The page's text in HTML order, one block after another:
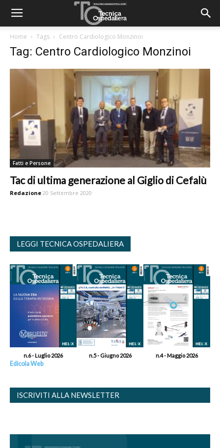
Home Tags Centro Cardiologico Monzinoi
Tag: Centro Cardiologico Monzinoi
Fatti e Persone
Tac di ultima generazione al Giglio di Cefalù
Redazione 20 Settembre 2020
LEGGI TECNICA OSPEDALIERA
n.6 - Luglio 2026 n.5 - Giugno 2026 n.4 - Maggio 2026
Edicola Web
ISCRIVITI ALLA NEWSLETTER